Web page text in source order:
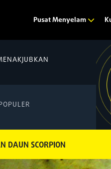
Pusat Menyelam
DAUN SCORPION